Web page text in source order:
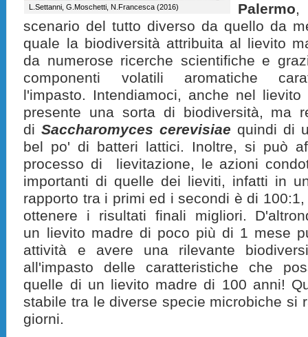
L.Settanni, G.Moschetti, N.Francesca (2016)
Palermo,
scenario del tutto diverso da quello da
quale la biodiversità attribuita al lievito
da numerose ricerche scientifiche e
componenti volatili aromatiche
l'impasto. Intendiamoci, anche nel
presente una sorta di biodiversità, ma
diSaccharomyces cerevisiae quindi di
bel po' di batteri lattici. Inoltre, si può
processo di lievitazione, le azioni
importanti di quelle dei lieviti, infatti in
rapporto tra i primi ed i secondi è di
ottenere i risultati finali migliori.
un lievito madre di poco più di 1 mese
attività e avere una rilevante
all'impasto delle caratteristiche che
quelle di un lievito madre di 100 anni!
stabile tra le diverse specie microbiche si
giorni.